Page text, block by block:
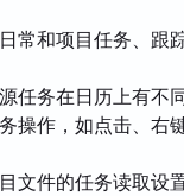
常和项目任务、
任务在日历上有不
操作，如点击、右
文件的任务读取